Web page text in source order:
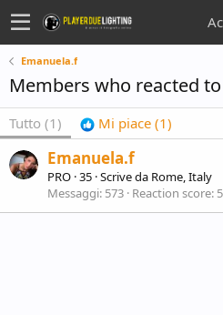
Emanuela.f
Members who reacted
Tutto (1) Mi piace (1)
Emanuela.f
PRO ·35 ·Scrive da Rome, Italy
Messaggi 573 Reaction score